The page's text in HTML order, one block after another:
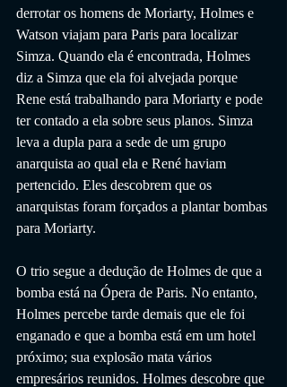
derrotar os homens de Moriarty, Holmes e
Watson viajam para Paris para localizar
Simza. Quando ela é encontrada, Holmes
diz a Simza que ela foi alvejada porque
Rene está trabalhando para Moriarty e pode
ter contado a ela sobre seus planos. Simza
leva a dupla para a sede de um grupo
anarquista ao qual ela e René haviam
pertencido. Eles descobrem que os
anarquistas foram forçados a plantar bombas
para Moriarty.
O trio segue a dedução de Holmes de que a
bomba está na Ópera de Paris. No entanto,
Holmes percebe tarde demais que ele foi
enganado e que a bomba está em um hotel
próximo; sua explosão mata vários
empresários reunidos. Holmes descobre que